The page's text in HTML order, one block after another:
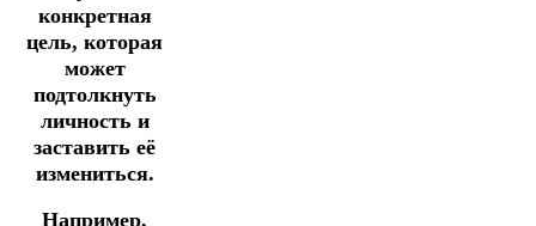
конкретная
цель, которая
может
подтолкнуть
личность и
заставить её
измениться.
Например,